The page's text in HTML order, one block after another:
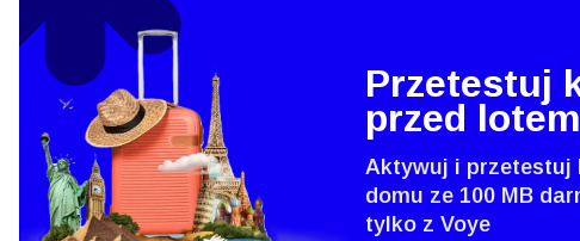
Przetestuj
przed lotem
Aktywuj i przetestuj
domu ze 100 MB
tylko z Voye